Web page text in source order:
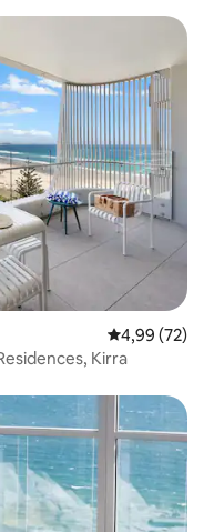
Gemiddelde
4,99 (72)
Kirra